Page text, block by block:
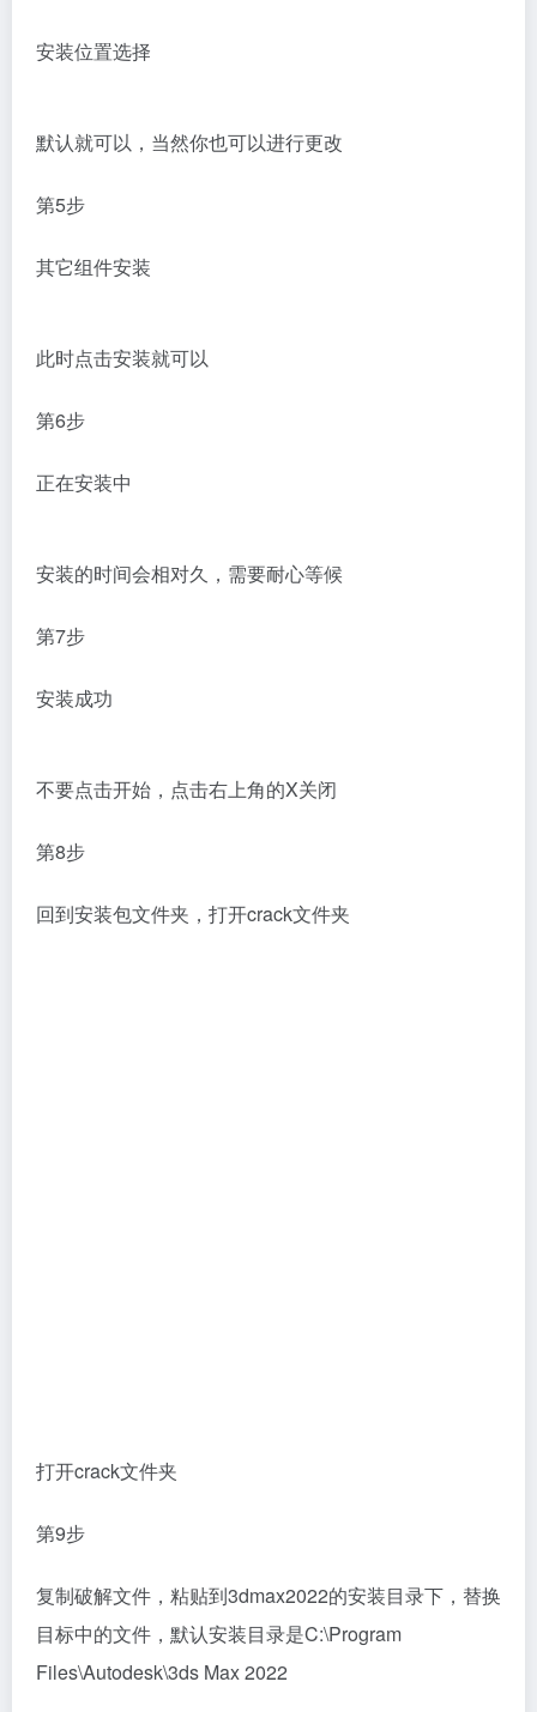
安装位置选择
默认就可以，当然你也可以进行更改
第5步
其它组件安装
此时点击安装就可以
第6步
正在安装中
安装的时间会相对久，需要耐心等候
第7步
安装成功
不要点击开始，点击右上角的X关闭
第8步
回到安装包文件夹，打开crack文件夹
打开crack文件夹
第9步
复制破解文件，粘贴到3dmax2022的安装目录下，替换
目标中的文件，默认安装目录是C:\Program
Files\Autodesk\3ds Max 2022